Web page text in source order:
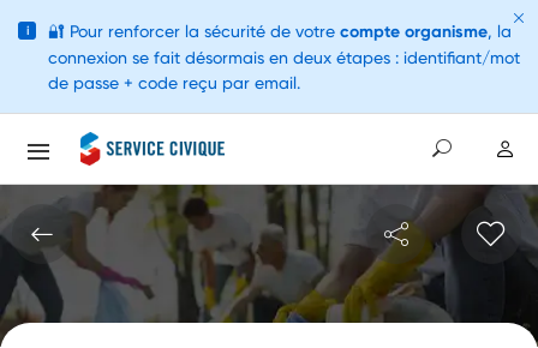
i 🔐 Pour renforcer la sécurité de votre compte organisme, la
connexion se fait désormais en deux étapes : identifiant/mot
de passe + code reçu par email.